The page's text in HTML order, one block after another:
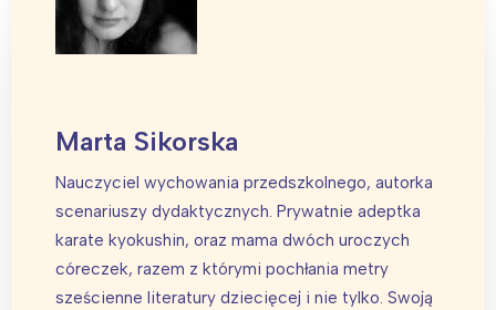
Marta Sikorska
Nauczyciel wychowania przedszkolnego, autorka
scenariuszy dydaktycznych. Prywatnie adeptka
karate kyokushin, oraz mama dwóch uroczych
córeczek, razem z którymi pochłania metry
sześcienne literatury dziecięcej i nie tylko. Swoją
Interesują mnie wydarzenia z
tego regionu:
Warszawa
Łódź
Śląsk
Kraków